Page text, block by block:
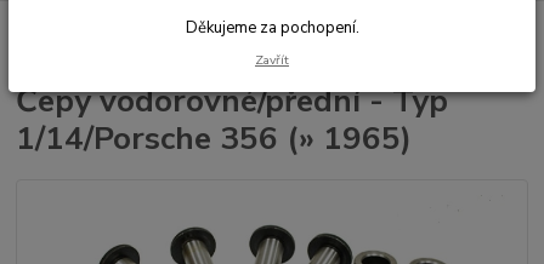
VW Brouk/Cabrio Typ 1 Šasi & brzdy (Chassis & brakes)
Čepy vodorovné/přední - Typ
1/14/Porsche 356 (» 1965)
Děkujeme za pochopení.
Zavřít